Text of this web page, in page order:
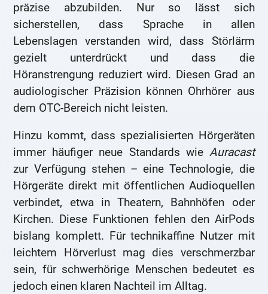
präzise abzubilden. Nur so lässt sich
sicherstellen, dass Sprache in allen
Lebenslagen verstanden wird, dass Störlärm
gezielt unterdrückt und dass die
Höranstrengung reduziert wird. Diesen Grad an
audiologischer Präzision können Ohrhörer aus
dem OTC-Bereich nicht leisten.
Hinzu kommt, dass spezialisierten Hörgeräten
immer häufiger neue Standards wie Auracast
zur Verfügung stehen – eine Technologie, die
Hörgeräte direkt mit öffentlichen Audioquellen
verbindet, etwa in Theatern, Bahnhöfen oder
Kirchen. Diese Funktionen fehlen den AirPods
bislang komplett. Für technikaffine Nutzer mit
leichtem Hörverlust mag dies verschmerzbar
sein, für schwerhörige Menschen bedeutet es
jedoch einen klaren Nachteil im Alltag.